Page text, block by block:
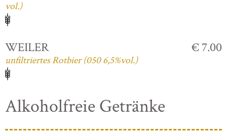
vol.)
WEILER
unfiltriertes Rotbier (050 6,5%vol.)
€ 7.00
Alkoholfreie Getränke